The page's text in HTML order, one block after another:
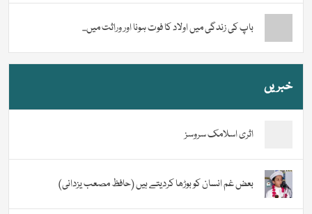
باپ کی زندگی میں اولاد کا فوت ہونا اور وراثت میں...
خبریں
اثری اسلامک سروسز
بعض غم انسان کو بوڑھا کردیتے ہیں (حافظ مصعب یزدانی)